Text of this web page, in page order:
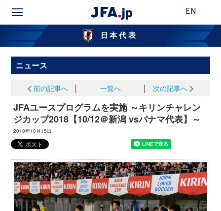
EN
日本代表
ニュース
前の記事へ 一覧へ 次の記事へ
JFAユースプログラムを実施 ～キリンチャレン
ジカップ2018【10/12＠新潟 vsパナマ代表】～
2018年10月15日